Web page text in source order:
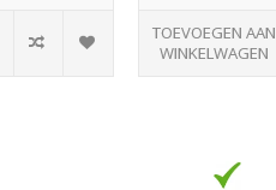
TOEVOEGEN AAN
WINKELWAGEN